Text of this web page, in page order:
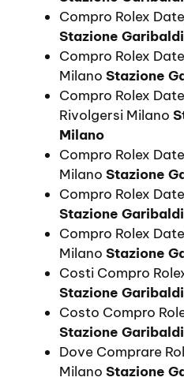
Compro Rolex
Stazione
Compro Rolex
Milano Stazione
Compro Rolex
Rivolgersi Milano
Milano
Compro Rolex
Milano Stazione
Compro Rolex
Stazione
Compro Rolex
Milano Stazione
Costi Compro
Stazione
Costo Compro
Stazione
Dove Comprare
Milano Stazione